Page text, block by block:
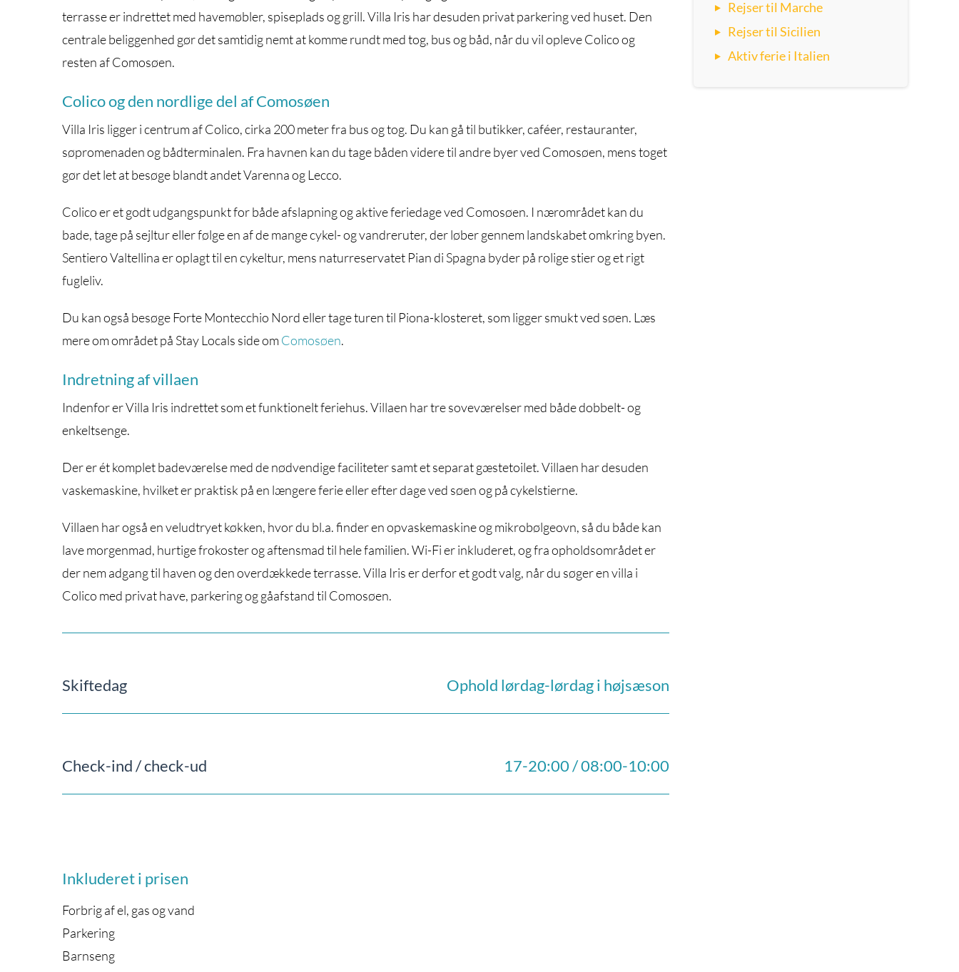
terrasse er indrettet med havemøbler, spiseplads og grill. Villa Iris har desuden privat parkering ved huset. Den
centrale beliggenhed gør det samtidig nemt at komme rundt med tog, bus og båd, når du vil opleve Colico og
resten af Comosøen.
Colico og den nordlige del af Comosøen
Villa Iris ligger i centrum af Colico, cirka 200 meter fra bus og tog. Du kan gå til butikker, caféer, restauranter,
søpromenaden og bådterminalen. Fra havnen kan du tage båden videre til andre byer ved Comosøen, mens toget
gør det let at besøge blandt andet Varenna og Lecco.
Colico er et godt udgangspunkt for både afslapning og aktive feriedage ved Comosøen. I nærområdet kan du
bade, tage på sejltur eller følge en af de mange cykel- og vandreruter, der løber gennem landskabet omkring byen.
Sentiero Valtellina er oplagt til en cykeltur, mens naturreservatet Pian di Spagna byder på rolige stier og et rigt
fugleliv.
Du kan også besøge Forte Montecchio Nord eller tage turen til Piona-klosteret, som ligger smukt ved søen. Læs
mere om området på Stay Locals side omComosøen.
Indretning af villaen
Indenfor er Villa Iris indrettet som et funktionelt feriehus. Villaen har tre soveværelser med både dobbelt- og
enkeltsenge.
Der er ét komplet badeværelse med de nødvendige faciliteter samt et separat gæstetoilet. Villaen har desuden
vaskemaskine, hvilket er praktisk på en længere ferie eller efter dage ved søen og på cykelstierne.
Villaen har også en veludtryet køkken, hvor du bl.a. finder en opvaskemaskine og mikrobølgeovn, så du både kan
lave morgenmad, hurtige frokoster og aftensmad til hele familien. Wi-Fi er inkluderet, og fra opholdsområdet er
der nem adgang til haven og den overdækkede terrasse. Villa Iris er derfor et godt valg, når du søger en villa i
Colico med privat have, parkering og gåafstand til Comosøen.
Skiftedag Ophold lørdag-lørdag i højsæson
Check-ind / check-ud 17-20:00 / 08:00-10:00
Rejser til Marche
Rejser til Sicilien
Aktiv ferie i Italien
Inkluderet i prisen
Forbrig af el, gas og vand
Parkering
Barnseng